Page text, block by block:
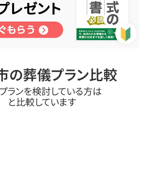
の葬儀プラン比較
ランを検討している方は
と比較しています